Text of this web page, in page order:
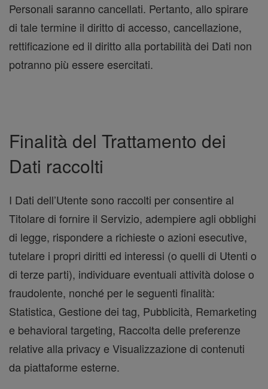
Personali saranno cancellati. Pertanto, allo spirare
di tale termine il diritto di accesso, cancellazione,
rettificazione ed il diritto alla portabilità dei Dati non
potranno più essere esercitati.
Finalità del Trattamento dei
Dati raccolti
I Dati dell’Utente sono raccolti per consentire al
Titolare di fornire il Servizio, adempiere agli obblighi
di legge, rispondere a richieste o azioni esecutive,
tutelare i propri diritti ed interessi (o quelli di Utenti o
di terze parti), individuare eventuali attività dolose o
fraudolente, nonché per le seguenti finalità:
Statistica, Gestione dei tag, Pubblicità, Remarketing
e behavioral targeting, Raccolta delle preferenze
relative alla privacy e Visualizzazione di contenuti
da piattaforme esterne.